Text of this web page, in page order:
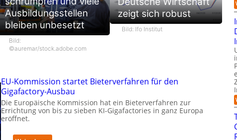
Ausbildungsstellen
bleiben unbesetzt
Bild:
©auremar/stock.adobe.com
zeigt sich robust
Bild: Ifo Institut
EU-Kommission startet Bieterverfahren für den
Gigafactory-Ausbau
Die Europäische Kommission hat ein Bieterverfahren zur
Errichtung von bis zu sieben KI-Gigafactories in ganz Europa
eröffnet.